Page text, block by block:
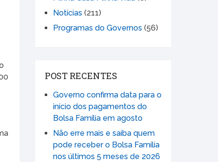
Notícias (211)
Programas do Governos (56)
POST RECENTES
Governo confirma data para o
início dos pagamentos do
Bolsa Família em agosto
Não erre mais e saiba quem
pode receber o Bolsa Família
nos últimos 5 meses de 2026